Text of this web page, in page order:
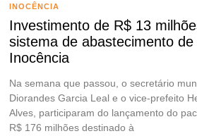
INOCÊNCIA
Investimento de R$ 13
sistema de abastecimento
Inocência
Na semana que passou, o secretário
Diorandes Garcia Leal e o vice-prefeito
Alves, participaram do lançamento do
R$ 176 milhões destinado à